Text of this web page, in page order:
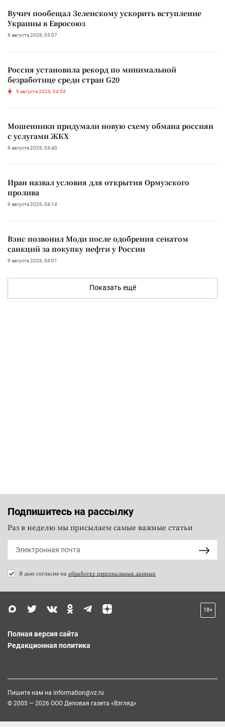
Вучич пообещал Зеленскому ускорить вступление
Украины в Евросоюз
9 августа 2026, 05:07
Россия установила рекорд по минимальной
безработице среди стран G20
9 августа 2026, 04:54
Мошенники придумали новую схему обмана россиян
с услугами ЖКХ
9 августа 2026, 04:40
Иран назвал условия для открытия Ормузского
пролива
9 августа 2026, 04:14
Вэнс позвонил Моди после одобрения сенатом
санкций за покупку нефти у России
9 августа 2026, 04:01
Показать ещё
Подпишитесь на рассылку
Раз в неделю мы присылаем самые важные статьи
Я даю согласие на обработку персональных данных
18+
Полная версия сайта
Редакционная политика
Пишите нам на information@vz.ru
© 2005 — 2026 ООО Деловая газета «Взгляд»